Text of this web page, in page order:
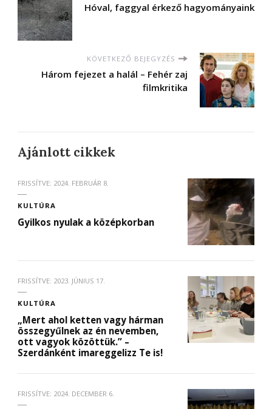
Hóval, faggyal érkező hagyományaink
KÖVETKEZŐ BEJEGYZÉS
Három fejezet a halál – Fehér zaj
filmkritika
Ajánlott cikkek
FRISSÍTVE: 2024. FEBRUÁR 8.
KULTÚRA
Gyilkos nyulak a középkorban
FRISSÍTVE: 2023. JÚNIUS 17.
KULTÚRA
„Mert ahol ketten vagy hárman
összegyűlnek az én nevemben,
ott vagyok közöttük.” –
Szerdánként imareggelizz Te is!
FRISSÍTVE: 2024. DECEMBER 6.